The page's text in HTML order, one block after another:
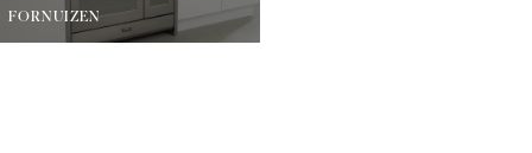
FORNUIZEN